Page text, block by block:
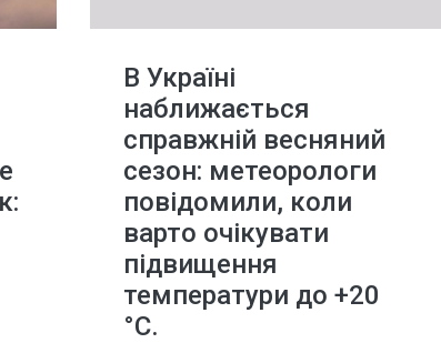
В Україні
наближається
справжній весняний
сезон: метеорологи
повідомили, коли
варто очікувати
підвищення
температури до +20
°C.